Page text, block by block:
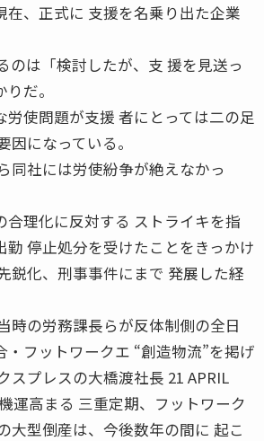
在、正式に 支援を名乗り出た企業
のは「検討したが、支 援を見送っ
だ。
労使問題が支援 者にとっては二の足
因になっている。
同社には労使紛争が絶えなかっ
合理化に反対する ストライキを指
勤 停止処分を受けたことをきっかけ
鋭化、刑事事件にまで 発展した経
時の労務課長らが反体制側の全日
・フットワークエ “創造物流”を掲げ
スプレスの大橋渡社長 21 APRIL
運高まる 三重定期、フットワーク
大型倒産は、今後数年の間に 起こ